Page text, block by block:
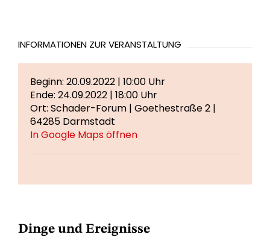
INFORMATIONEN ZUR VERANSTALTUNG
Beginn: 20.09.2022 | 10:00 Uhr
Ende: 24.09.2022 | 18:00 Uhr
Ort: Schader-Forum | Goethestraße 2 |
64285 Darmstadt
In Google Maps öffnen
Dinge und Ereignisse